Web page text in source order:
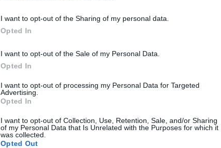
I want to opt-out of the Sharing of my personal data.
Opted In
I want to opt-out of the Sale of my Personal Data.
Opted In
I want to opt-out of processing my Personal Data for Targeted
Advertising.
Opted In
I want to opt-out of Collection, Use, Retention, Sale, and/or Sharing
of my Personal Data that Is Unrelated with the Purposes for which it
was collected.
Opted Out